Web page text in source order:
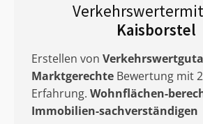
Kaisborstel
Erstellen von
Marktgerechte Bewertung mit
Erfahrung. Wohnflächen-
Immobilien-sachverständigen